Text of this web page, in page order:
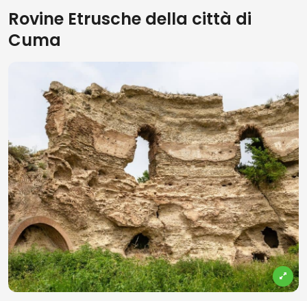
Rovine Etrusche della città di
Cuma